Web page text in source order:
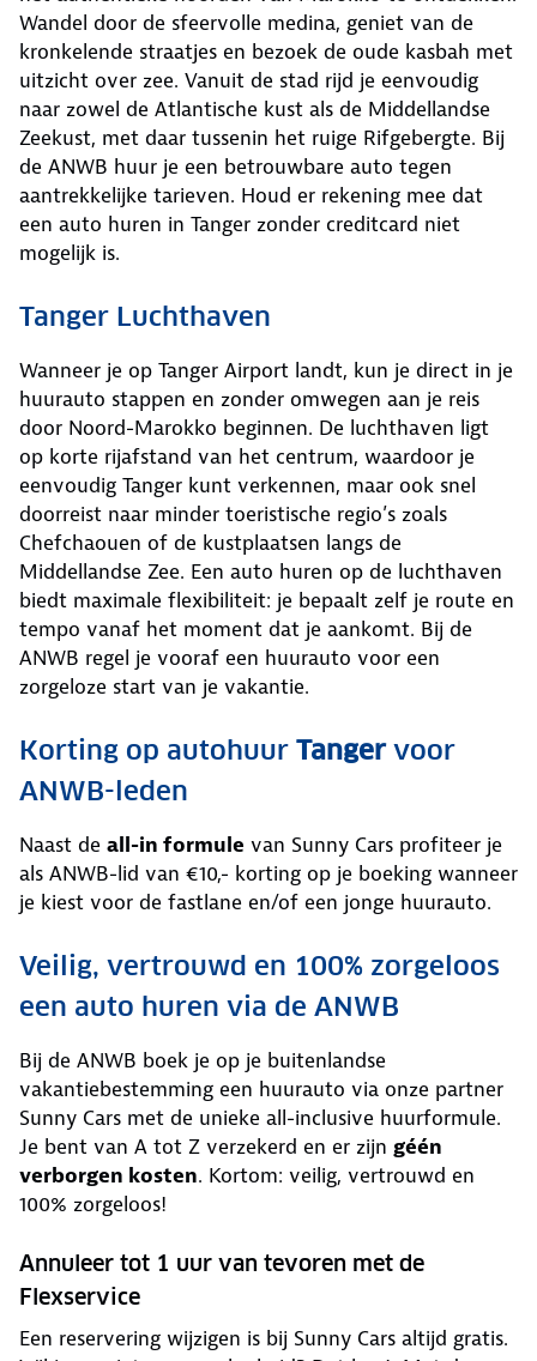
Wandel door de sfeervolle medina, geniet van de
kronkelende straatjes en bezoek de oude kasbah met
uitzicht over zee. Vanuit de stad rijd je eenvoudig
naar zowel de Atlantische kust als de Middellandse
Zeekust, met daar tussenin het ruige Rifgebergte. Bij
de ANWB huur je een betrouwbare auto tegen
aantrekkelijke tarieven. Houd er rekening mee dat
een auto huren in Tanger zonder creditcard niet
mogelijk is.
Tanger Luchthaven
Wanneer je op Tanger Airport landt, kun je direct in je
huurauto stappen en zonder omwegen aan je reis
door Noord-Marokko beginnen. De luchthaven ligt
op korte rijafstand van het centrum, waardoor je
eenvoudig Tanger kunt verkennen, maar ook snel
doorreist naar minder toeristische regio’s zoals
Chefchaouen of de kustplaatsen langs de
Middellandse Zee. Een auto huren op de luchthaven
biedt maximale flexibiliteit: je bepaalt zelf je route en
tempo vanaf het moment dat je aankomt. Bij de
ANWB regel je vooraf een huurauto voor een
zorgeloze start van je vakantie.
Korting op autohuur Tangervoor
ANWB-leden
Naast de all-in formule van Sunny Cars profiteer je
als ANWB-lid van €10,- korting op je boeking wanneer
je kiest voor de fastlane en/of een jonge huurauto.
Veilig, vertrouwd en 100% zorgeloos
een auto huren via de ANWB
Bij de ANWB boek je op je buitenlandse
vakantiebestemming een huurauto via onze partner
Sunny Cars met de unieke all-inclusive huurformule.
Je bent van A tot Z verzekerd en er zijn géén
verborgen kosten. Kortom: veilig, vertrouwd en
100% zorgeloos!
Annuleer tot 1 uur van tevoren met de
Flexservice
Een reservering wijzigen is bij Sunny Cars altijd gratis.